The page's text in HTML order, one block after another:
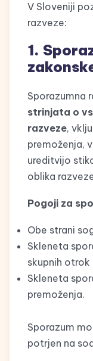
V Sloveniji
razveze:
1.
Sporazumna
strinjata o
razveze,
premoženja,
ureditvijo
oblika
Pogoji za
Obe strani
Skleneta
skupnih
Skleneta
premoženja.
Sporazum
potrjen na